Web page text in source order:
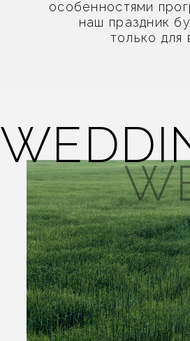
Wi
Усадьба Grand Power
(д. Лесные Просторы, ул.
Луговая, д. 12А). Для
удобства мы организуем
трансфер до места
ЛОКАЦИЯ